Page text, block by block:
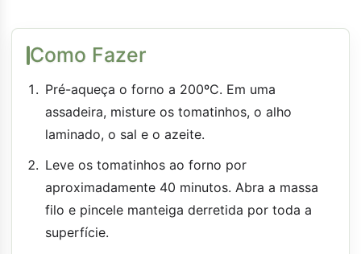
Como Fazer
Pré-aqueça o forno a 200ºC. Em uma
assadeira, misture os tomatinhos, o alho
laminado, o sal e o azeite.
Leve os tomatinhos ao forno por
aproximadamente 40 minutos. Abra a massa
filo e pincele manteiga derretida por toda a
superfície.